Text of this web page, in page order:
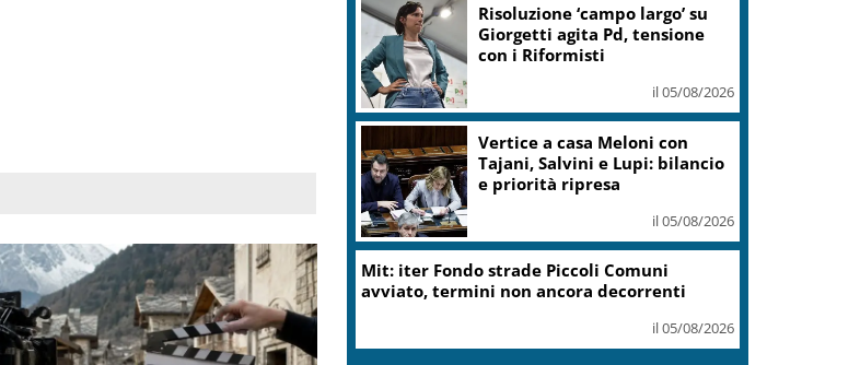
Risoluzione ‘campo largo’ su
Giorgetti agita Pd, tensione
con i Riformisti
il 05/08/2026
Vertice a casa Meloni con
Tajani, Salvini e Lupi: bilancio
e priorità ripresa
il 05/08/2026
Mit: iter Fondo strade Piccoli Comuni
avviato, termini non ancora decorrenti
il 05/08/2026